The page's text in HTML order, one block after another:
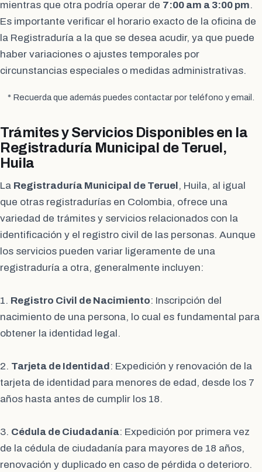
mientras que otra podría operar de 7:00 am a 3:00 pm.
Es importante verificar el horario exacto de la oficina de
la Registraduría a la que se desea acudir, ya que puede
haber variaciones o ajustes temporales por
circunstancias especiales o medidas administrativas.
* Recuerda que además puedes contactar por teléfono y email.
Trámites y Servicios Disponibles en la
Registraduría Municipal de Teruel,
Huila
La Registraduría Municipal de Teruel , Huila, al igual
que otras registradurías en Colombia, ofrece una
variedad de trámites y servicios relacionados con la
identificación y el registro civil de las personas. Aunque
los servicios pueden variar ligeramente de una
registraduría a otra, generalmente incluyen:
1. Registro Civil de Nacimiento: Inscripción del
nacimiento de una persona, lo cual es fundamental para
obtener la identidad legal.
2. Tarjeta de Identidad : Expedición y renovación de la
tarjeta de identidad para menores de edad, desde los 7
años hasta antes de cumplir los 18.
3. Cédula de Ciudadanía: Expedición por primera vez
de la cédula de ciudadanía para mayores de 18 años,
renovación y duplicado en caso de pérdida o deterioro.